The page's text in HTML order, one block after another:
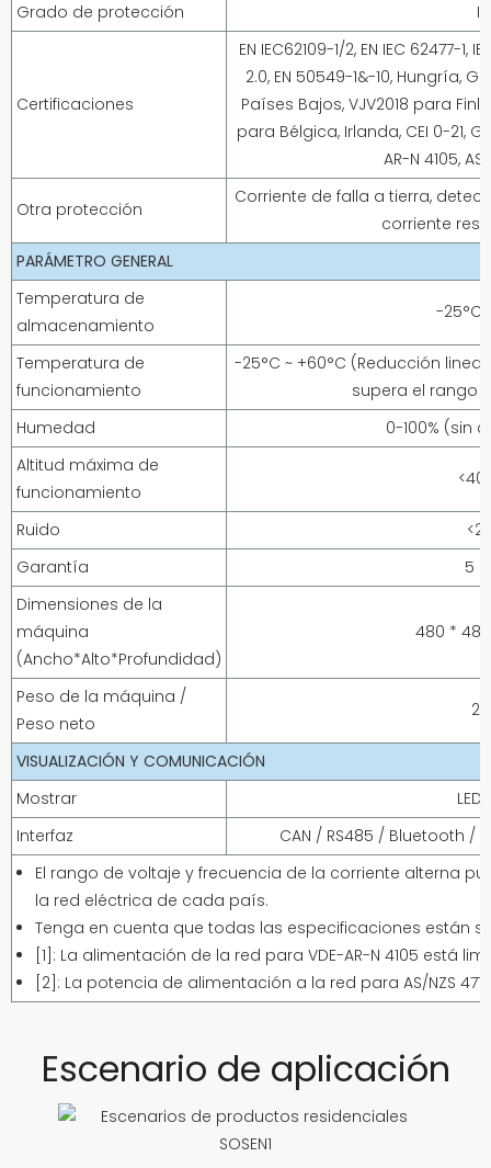
Grado de protección
Certificaciones
EN IEC62109-1/2, EN IEC 62477-1,
2.0, EN 50549-1&-10, Hungría,
Países Bajos, VJV2018 para
para Bélgica, Irlanda, CEI 0-21,
AR-N 4105,
Otra protección
Corriente de falla a tierra,
corriente
PARÁMETRO GENERAL
Temperatura de
almacenamiento
-25°C
Temperatura de
funcionamiento
-25°C ~ +60°C (Reducción
supera el rango
Humedad
0-100% (sin
Altitud máxima de
funcionamiento
Ruido
Garantía
5
Dimensiones de la
máquina
(Ancho*Alto*Profundidad)
480 *
Peso de la máquina /
Peso neto
VISUALIZACIÓN Y COMUNICACIÓN
Mostrar
LED
Interfaz
CAN / RS485 / Bluetooth /
El rango de voltaje y frecuencia de la corriente alterna
la red eléctrica de cada país.
Tenga en cuenta que todas las especificaciones están
[1]: La alimentación de la red para VDE-AR-N 4105 está
[2]: La potencia de alimentación a la red para AS/NZS
Escenario de aplicación